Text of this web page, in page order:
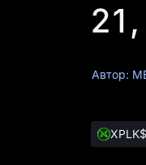
Автор:
XPLK